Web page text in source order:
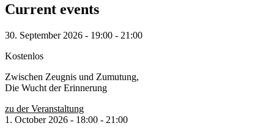
Current events
30. September 2026 - 19:00 - 21:00
Kostenlos
Zwischen Zeugnis und Zumutung,
Die Wucht der Erinnerung
zu der Veranstaltung
1. October 2026 - 18:00 - 21:00